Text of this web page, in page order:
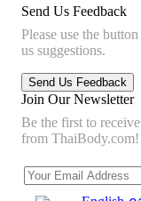
Send Us Feedback
Please use the
us suggestions.
Join Our Newsletter
Be the first to
from ThaiBody.com!